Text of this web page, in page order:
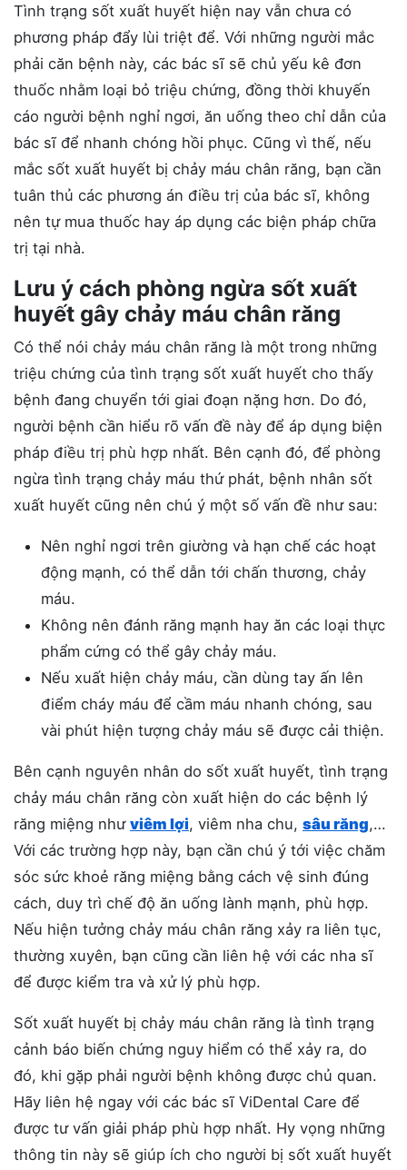
Tình trạng sốt xuất huyết hiện nay vẫn chưa có
phương pháp đẩy lùi triệt để. Với những người mắc
phải căn bệnh này, các bác sĩ sẽ chủ yếu kê đơn
thuốc nhằm loại bỏ triệu chứng, đồng thời khuyến
cáo người bệnh nghỉ ngơi, ăn uống theo chỉ dẫn của
bác sĩ để nhanh chóng hồi phục. Cũng vì thế, nếu
mắc sốt xuất huyết bị chảy máu chân răng, bạn cần
tuân thủ các phương án điều trị của bác sĩ, không
nên tự mua thuốc hay áp dụng các biện pháp chữa
trị tại nhà.
Lưu ý cách phòng ngừa sốt xuất
huyết gây chảy máu chân răng
Có thể nói chảy máu chân răng là một trong những
triệu chứng của tình trạng sốt xuất huyết cho thấy
bệnh đang chuyển tới giai đoạn nặng hơn. Do đó,
người bệnh cần hiểu rõ vấn đề này để áp dụng biện
pháp điều trị phù hợp nhất. Bên cạnh đó, để phòng
ngừa tình trạng chảy máu thứ phát, bệnh nhân sốt
xuất huyết cũng nên chú ý một số vấn đề như sau:
Nên nghỉ ngơi trên giường và hạn chế các hoạt
động mạnh, có thể dẫn tới chấn thương, chảy
máu.
Không nên đánh răng mạnh hay ăn các loại thực
phẩm cứng có thể gây chảy máu.
Nếu xuất hiện chảy máu, cần dùng tay ấn lên
điểm cháy máu để cầm máu nhanh chóng, sau
vài phút hiện tượng chảy máu sẽ được cải thiện.
Bên cạnh nguyên nhân do sốt xuất huyết, tình trạng
chảy máu chân răng còn xuất hiện do các bệnh lý
răng miệng như viêm lợi, viêm nha chu, sâu răng,…
Với các trường hợp này, bạn cần chú ý tới việc chăm
sóc sức khoẻ răng miệng bằng cách vệ sinh đúng
cách, duy trì chế độ ăn uống lành mạnh, phù hợp.
Nếu hiện tưởng chảy máu chân răng xảy ra liên tục,
thường xuyên, bạn cũng cần liên hệ với các nha sĩ
để được kiểm tra và xử lý phù hợp.
Sốt xuất huyết bị chảy máu chân răng là tình trạng
cảnh báo biến chứng nguy hiểm có thể xảy ra, do
đó, khi gặp phải người bệnh không được chủ quan.
Hãy liên hệ ngay với các bác sĩ ViDental Care để
được tư vấn giải pháp phù hợp nhất. Hy vọng những
thông tin này sẽ giúp ích cho người bị sốt xuất huyết